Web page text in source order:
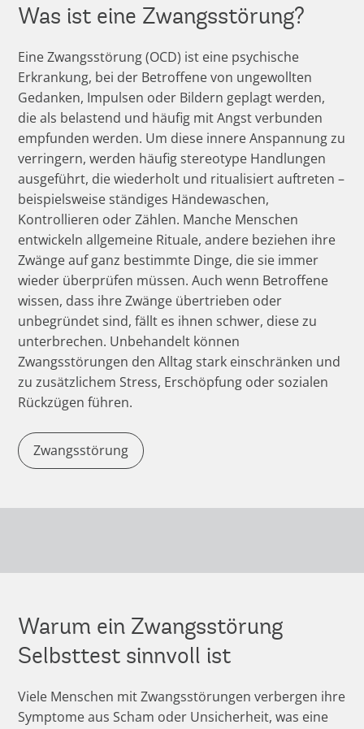
Was ist eine Zwangsstörung?
Eine Zwangsstörung (OCD) ist eine psychische
Erkrankung, bei der Betroffene von ungewollten
Gedanken, Impulsen oder Bildern geplagt werden,
die als belastend und häufig mit Angst verbunden
empfunden werden. Um diese innere Anspannung zu
verringern, werden häufig stereotype Handlungen
ausgeführt, die wiederholt und ritualisiert auftreten –
beispielsweise ständiges Händewaschen,
Kontrollieren oder Zählen. Manche Menschen
entwickeln allgemeine Rituale, andere beziehen ihre
Zwänge auf ganz bestimmte Dinge, die sie immer
wieder überprüfen müssen. Auch wenn Betroffene
wissen, dass ihre Zwänge übertrieben oder
unbegründet sind, fällt es ihnen schwer, diese zu
unterbrechen. Unbehandelt können
Zwangsstörungen den Alltag stark einschränken und
zu zusätzlichem Stress, Erschöpfung oder sozialen
Rückzügen führen.
Zwangsstörung
Warum ein Zwangsstörung
Selbsttest sinnvoll ist
Viele Menschen mit Zwangsstörungen verbergen ihre
Symptome aus Scham oder Unsicherheit, was eine